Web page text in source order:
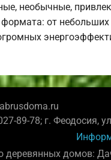
необычные,
от
89-78; г. Феодосия,
деревянных домов: